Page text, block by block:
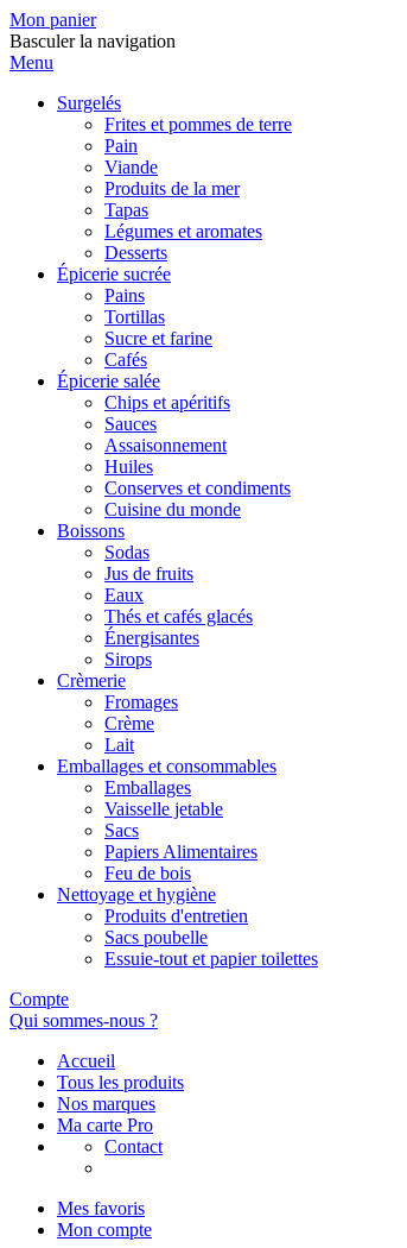
Mon panier
Basculer la navigation
Menu
Surgelés
Frites et pommes de terre
Pain
Viande
Produits de la mer
Tapas
Légumes et aromates
Desserts
Épicerie sucrée
Pains
Tortillas
Sucre et farine
Cafés
Épicerie salée
Chips et apéritifs
Sauces
Assaisonnement
Huiles
Conserves et condiments
Cuisine du monde
Boissons
Sodas
Jus de fruits
Eaux
Thés et cafés glacés
Énergisantes
Sirops
Crèmerie
Fromages
Crème
Lait
Emballages et consommables
Emballages
Vaisselle jetable
Sacs
Papiers Alimentaires
Feu de bois
Nettoyage et hygiène
Produits d'entretien
Sacs poubelle
Essuie-tout et papier toilettes
Compte
Qui sommes-nous ?
Accueil
Tous les produits
Nos marques
Ma carte Pro
Contact
Mes favoris
Mon compte